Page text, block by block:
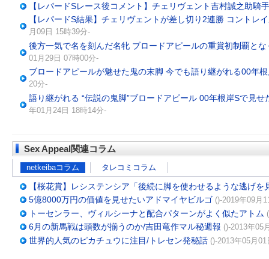
【レパードSレース後コメント】チェリヴェント吉村誠之助騎
【レパードS結果】チェリヴェントが差し切り2連勝 コントレ
月09日 15時39分-
後方一気で名を刻んだ名牝 ブロードアピールの重賞初制覇と
01月29日 07時00分-
ブロードアピールが魅せた鬼の末脚 今でも語り継がれる00年
20分-
語り継がれる “伝説の鬼脚”ブロードアピール 00年根岸Sで見
年01月24日 18時14分-
Sex Appeal関連コラム
netkeibaコラム タレコミコラム
【桜花賞】レシステンシア「後続に脚を使わせるような逃げを
5億8000万円の価値を見せたいアドマイヤビルゴ ()-2019年09月
トーセンラー、ヴィルシーナと配合パターンがよく似たアトム
6月の新馬戦は頭数が揃うのか/吉田竜作マル秘週報 ()-2013年05
世界的人気のピカチュウに注目/トレセン発秘話 ()-2013年05月